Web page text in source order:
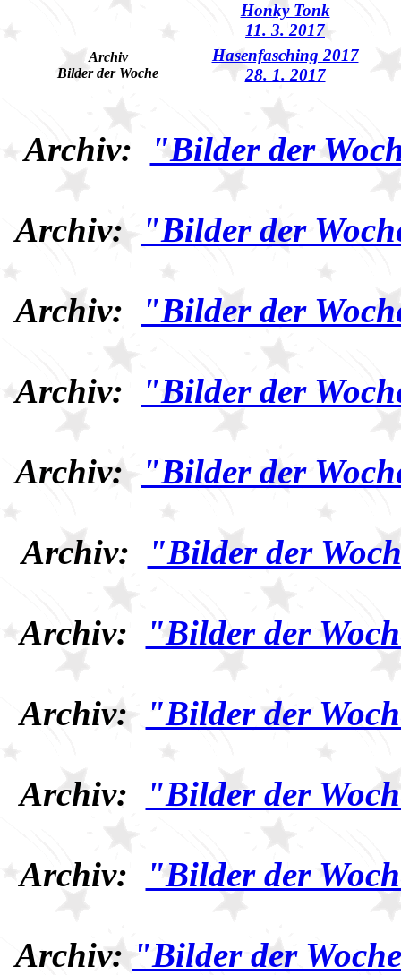
Honky Tonk
11. 3. 2017
Archiv
Bilder der Woche
Hasenfasching 2017
28. 1. 2017
Archiv: "Bilder der
Archiv: "Bilder der
Archiv: "Bilder der
Archiv: "Bilder der
Archiv: "Bilder der
Archiv: "Bilder der
Archiv: "Bilder der
Archiv: "Bilder der
Archiv: "Bilder der
Archiv: "Bilder der
Archiv: "Bilder der